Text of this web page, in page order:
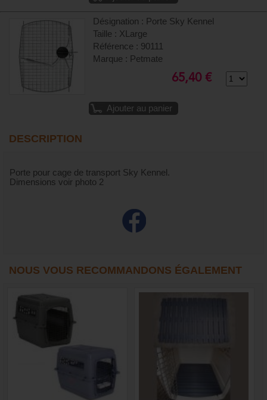
Désignation : Porte Sky Kennel
Taille : XLarge
Référence : 90111
Marque : Petmate
65,40 €
Ajouter au panier
DESCRIPTION
Porte pour cage de transport Sky Kennel.
Dimensions voir photo 2
NOUS VOUS RECOMMANDONS ÉGALEMENT